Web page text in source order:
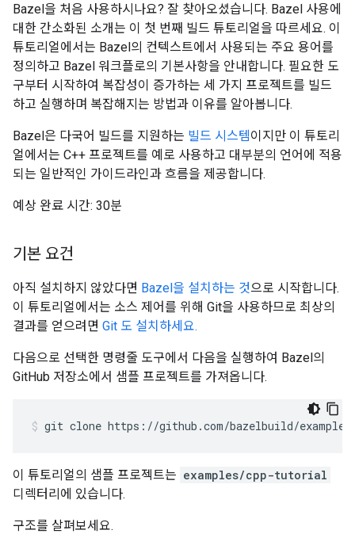
Bazel을 처음 사용하시나요? 잘 찾아오셨습니다. Bazel 사용에
대한 간소화된 소개는 이 첫 번째 빌드 튜토리얼을 따르세요. 이
튜토리얼에서는 Bazel의 컨텍스트에서 사용되는 주요 용어를
정의하고 Bazel 워크플로의 기본사항을 안내합니다. 필요한 도
구부터 시작하여 복잡성이 증가하는 세 가지 프로젝트를 빌드
하고 실행하며 복잡해지는 방법과 이유를 알아봅니다.
Bazel은 다국어 빌드를 지원하는 빌드 시스템이지만 이 튜토리
얼에서는 C++ 프로젝트를 예로 사용하고 대부분의 언어에 적용
되는 일반적인 가이드라인과 흐름을 제공합니다.
예상 완료 시간: 30분
기본 요건
아직 설치하지 않았다면 Bazel을 설치하는 것으로 시작합니다.
이 튜토리얼에서는 소스 제어를 위해 Git을 사용하므로 최상의
결과를 얻으려면 Git 도 설치하세요.
다음으로 선택한 명령줄 도구에서 다음을 실행하여 Bazel의
GitHub 저장소에서 샘플 프로젝트를 가져옵니다.
git clone https://github.com/bazelbuild/examples
이 튜토리얼의 샘플 프로젝트는 examples/cpp-tutorial
디렉터리에 있습니다.
구조를 살펴보세요.